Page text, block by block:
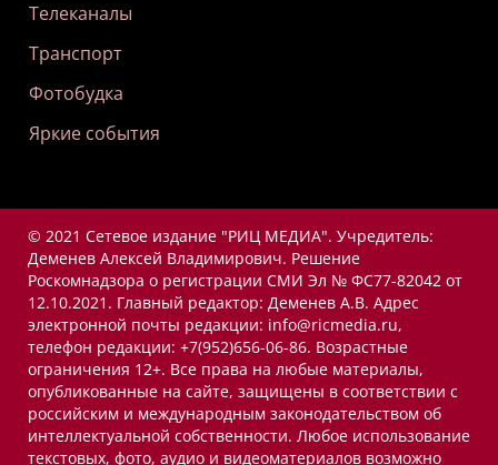
Телеканалы
Транспорт
Фотобудка
Яркие события
© 2021 Сетевое издание "РИЦ МЕДИА". Учредитель:
Деменев Алексей Владимирович. Решение
Роскомнадзора о регистрации СМИ Эл № ФС77-82042 от
12.10.2021. Главный редактор: Деменев А.В. Адрес
электронной почты редакции: info@ricmedia.ru,
телефон редакции: +7(952)656-06-86. Возрастные
ограничения 12+. Все права на любые материалы,
опубликованные на сайте, защищены в соответствии с
российским и международным законодательством об
интеллектуальной собственности. Любое использование
текстовых, фото, аудио и видеоматериалов возможно